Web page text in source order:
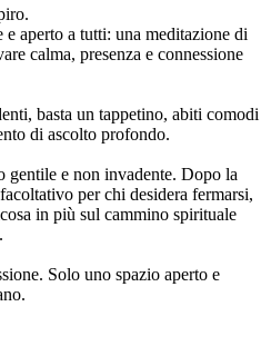
aperto a tutti: una meditazione di
calma, presenza e connessione
basta un tappetino, abiti comodi
di ascolto profondo.
e non invadente. Dopo la
per chi desidera fermarsi,
in più sul cammino spirituale
Solo uno spazio aperto e